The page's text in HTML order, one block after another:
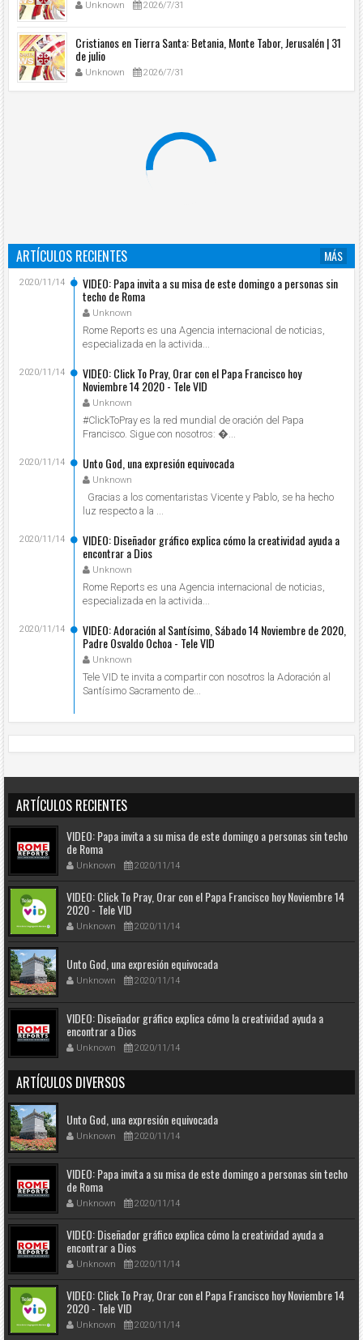
Unknown 2026/7/31
Cristianos en Tierra Santa: Betania, Monte Tabor, Jerusalén | 31
de julio
Unknown 2026/7/31
ARTÍCULOS RECIENTES
MÁS
VIDEO: Papa invita a su misa de este domingo a personas sin
techo de Roma
Unknown
2020/11/14
Rome Reports es una Agencia internacional de noticias,
especializada en la activida...
VIDEO: Click To Pray, Orar con el Papa Francisco hoy
Noviembre 14 2020 - Tele VID
Unknown
2020/11/14
#ClickToPray es la red mundial de oración del Papa
Francisco. Sigue con nosotros: ...
Unto God, una expresión equivocada
Unknown
2020/11/14
Gracias a los comentaristas Vicente y Pablo, se ha hecho
luz respecto a la ...
VIDEO: Diseñador gráfico explica cómo la creatividad ayuda a
encontrar a Dios
Unknown
2020/11/14
Rome Reports es una Agencia internacional de noticias,
especializada en la activida...
VIDEO: Adoración al Santísimo, Sábado 14 Noviembre de 2020,
Padre Osvaldo Ochoa - Tele VID
Unknown
2020/11/14
Tele VID te invita a compartir con nosotros la Adoración al
Santísimo Sacramento de...
ARTÍCULOS RECIENTES
VIDEO: Papa invita a su misa de este domingo a personas sin techo
de Roma
Unknown 2020/11/14
VIDEO: Click To Pray, Orar con el Papa Francisco hoy Noviembre 14
2020 - Tele VID
Unknown 2020/11/14
Unto God, una expresión equivocada
Unknown 2020/11/14
VIDEO: Diseñador gráfico explica cómo la creatividad ayuda a
encontrar a Dios
Unknown 2020/11/14
ARTÍCULOS DIVERSOS
Unto God, una expresión equivocada
Unknown 2020/11/14
VIDEO: Papa invita a su misa de este domingo a personas sin techo
de Roma
Unknown 2020/11/14
VIDEO: Diseñador gráfico explica cómo la creatividad ayuda a
encontrar a Dios
Unknown 2020/11/14
VIDEO: Click To Pray, Orar con el Papa Francisco hoy Noviembre 14
2020 - Tele VID
Unknown 2020/11/14